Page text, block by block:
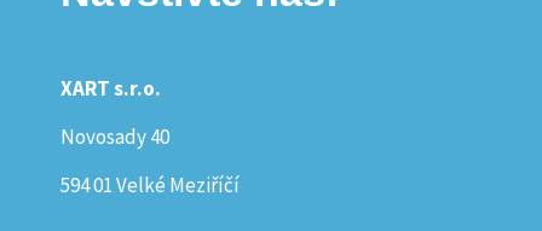
XART s.r.o.
Novosady 40
594 01 Velké Meziříčí